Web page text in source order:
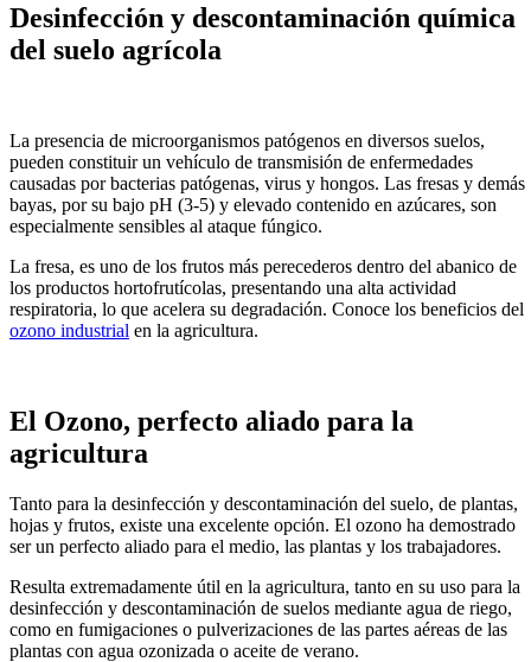
Desinfección y descontaminación química
del suelo agrícola
La presencia de microorganismos patógenos en diversos suelos,
pueden constituir un vehículo de transmisión de enfermedades
causadas por bacterias patógenas, virus y hongos. Las fresas y demás
bayas, por su bajo pH (3-5) y elevado contenido en azúcares, son
especialmente sensibles al ataque fúngico.
La fresa, es uno de los frutos más perecederos dentro del abanico de
los productos hortofrutícolas, presentando una alta actividad
respiratoria, lo que acelera su degradación. Conoce los beneficios del
ozono industrial en la agricultura.
El Ozono, perfecto aliado para la
agricultura
Tanto para la desinfección y descontaminación del suelo, de plantas,
hojas y frutos, existe una excelente opción. El ozono ha demostrado
ser un perfecto aliado para el medio, las plantas y los trabajadores.
Resulta extremadamente útil en la agricultura, tanto en su uso para la
desinfección y descontaminación de suelos mediante agua de riego,
como en fumigaciones o pulverizaciones de las partes aéreas de las
plantas con agua ozonizada o aceite de verano.